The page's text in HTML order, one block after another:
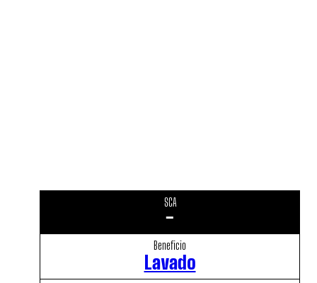
SCA
-
Beneficio
Lavado